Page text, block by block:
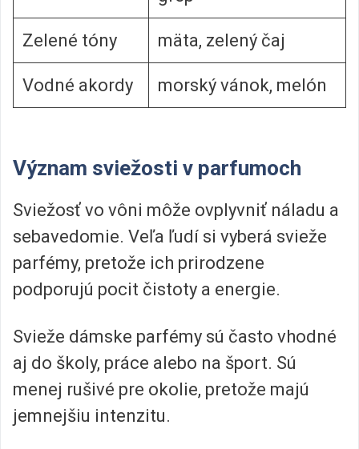
Zelené tóny mäta, zelený čaj
Vodné akordy morský vánok, melón
Význam sviežosti v parfumoch
Sviežosť vo vôni môže ovplyvniť náladu a
sebavedomie. Veľa ľudí si vyberá svieže
parfémy, pretože ich prirodzene
podporujú pocit čistoty a energie.
Svieže dámske parfémy sú často vhodné
aj do školy, práce alebo na šport. Sú
menej rušivé pre okolie, pretože majú
jemnejšiu intenzitu.